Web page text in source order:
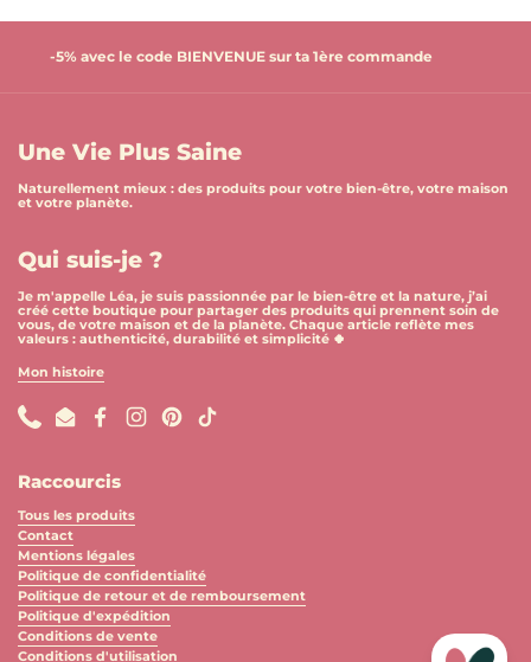
-5% avec le code BIENVENUE sur ta 1ère commande
Une Vie Plus Saine
Naturellement mieux : des produits pour votre bien-être, votre maison
et votre planète.
Qui suis-je ?
Je m'appelle Léa, je suis passionnée par le bien-être et la nature, j’ai
créé cette boutique pour partager des produits qui prennent soin de
vous, de votre maison et de la planète. Chaque article reflète mes
valeurs : authenticité, durabilité et simplicité 🍀
Mon histoire
PhoneEmailFacebookInstagram
Pinterest
TikTok
Raccourcis
Tous les produits
Contact
Mentions légales
Politique de confidentialité
Politique de retour et de remboursement
Politique d'expédition
Conditions de vente
Conditions d'utilisation